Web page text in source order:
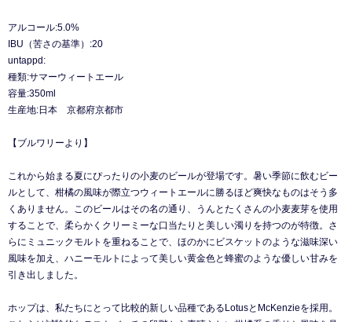
アルコール:5.0%
IBU（苦さの基準）:20
untappd:
種類:サマーウィートエール
容量:350ml
生産地:日本 京都府京都市
【ブルワリーより】
これから始まる夏にぴったりの小麦のビールが登場です。暑い季節に飲むビー
ルとして、柑橘の風味が際立つウィートエールに勝るほど爽快なものはそう多
くありません。このビールはその名の通り、うんとたくさんの小麦麦芽を使用
することで、柔らかくクリーミーな口当たりと美しい濁りを持つのが特徴。さ
らにミュニックモルトを重ねることで、ほのかにビスケットのような滋味深い
風味を加え、ハニーモルトによって美しい黄金色と蜂蜜のような優しい甘みを
引き出しました。
ホップは、私たちにとって比較的新しい品種であるLotusとMcKenzieを採用。